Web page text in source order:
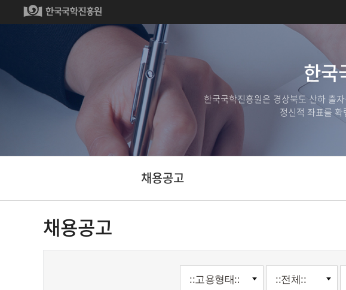
한국
한국국학진흥원은 경상북도 산하 출
정신적 좌표를
채용공고
채용공고